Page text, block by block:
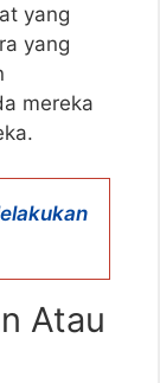
yang
yang
mereka
Atau